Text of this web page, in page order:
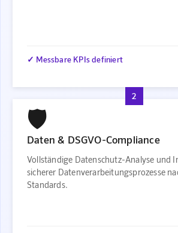
✓ Messbare KPIs definiert
2
🛡️
Daten & DSGVO-Compliance
Vollständige Datenschutz-Analyse und
sicherer Datenverarbeitungsprozesse
Standards.